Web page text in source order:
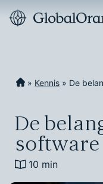
» Kennis » De
De
software
10 min